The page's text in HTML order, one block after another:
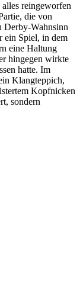
reingeworfen
die von
Derby-Wahnsinn
ein Spiel, in dem
eine Haltung
hingegen wirkte
hatte. Im
Klangteppich,
Kopfnicken
sondern